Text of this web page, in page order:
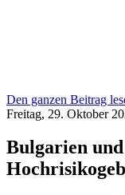
Den ganzen Beitrag
Freitag, 29. Oktober
Bulgarien